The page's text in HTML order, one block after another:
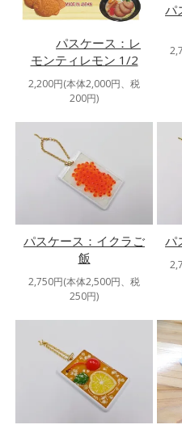
パスケース：レ
モンティレモン 1/2
2,200円(本体2,000円、税
200円)
パ
パスケース：イクラご
飯
2,750円(本体2,500円、税
250円)
パ